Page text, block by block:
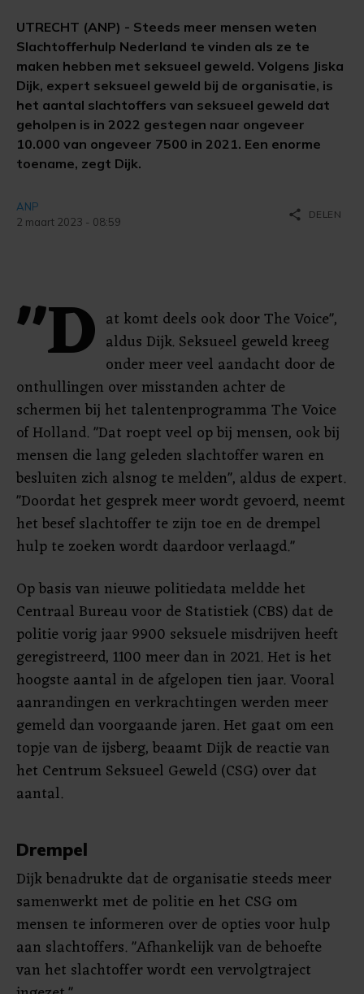
UTRECHT (ANP) - Steeds meer mensen weten
Slachtofferhulp Nederland te vinden als ze te
maken hebben met seksueel geweld. Volgens Jiska
Dijk, expert seksueel geweld bij de organisatie, is
het aantal slachtoffers van seksueel geweld dat
geholpen is in 2022 gestegen naar ongeveer
10.000 van ongeveer 7500 in 2021. Een enorme
toename, zegt Dijk.
ANP
2 maart 2023 - 08:59
share DELEN
"D at komt deels ook door The Voice",
aldus Dijk. Seksueel geweld kreeg
onder meer veel aandacht door de
onthullingen over misstanden achter de
schermen bij het talentenprogramma The Voice
of Holland. "Dat roept veel op bij mensen, ook bij
mensen die lang geleden slachtoffer waren en
besluiten zich alsnog te melden", aldus de expert.
"Doordat het gesprek meer wordt gevoerd, neemt
het besef slachtoffer te zijn toe en de drempel
hulp te zoeken wordt daardoor verlaagd."
Op basis van nieuwe politiedata meldde het
Centraal Bureau voor de Statistiek (CBS) dat de
politie vorig jaar 9900 seksuele misdrijven heeft
geregistreerd, 1100 meer dan in 2021. Het is het
hoogste aantal in de afgelopen tien jaar. Vooral
aanrandingen en verkrachtingen werden meer
gemeld dan voorgaande jaren. Het gaat om een
topje van de ijsberg, beaamt Dijk de reactie van
het Centrum Seksueel Geweld (CSG) over dat
aantal.
Drempel
Dijk benadrukte dat de organisatie steeds meer
samenwerkt met de politie en het CSG om
mensen te informeren over de opties voor hulp
aan slachtoffers. "Afhankelijk van de behoefte
van het slachtoffer wordt een vervolgtraject